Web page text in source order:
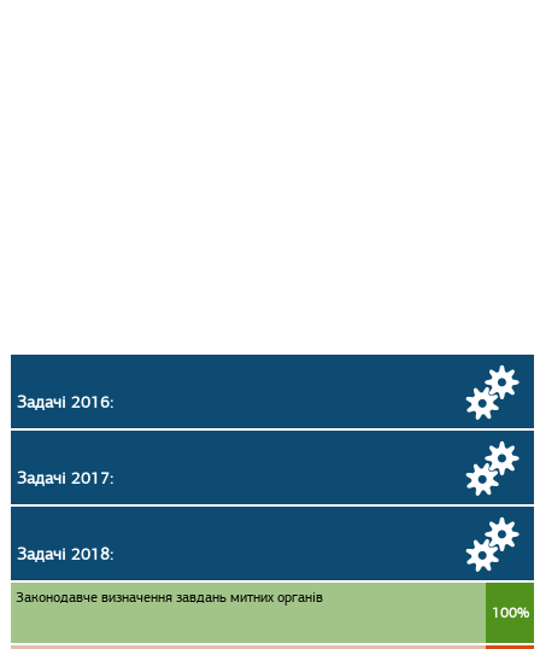
Задачі 2016:
Задачі 2017:
Задачі 2018:
Законодавче визначення завдань митних органів
100%